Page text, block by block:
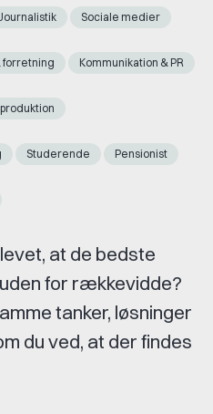
Sociale medier
forretning Kommunikation & PR
Studerende Pensionist
at de bedste
for rækkevidde?
tanker, løsninger
du ved, at der findes